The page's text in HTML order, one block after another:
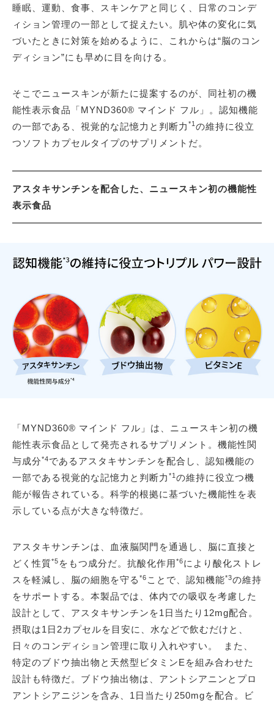
睡眠、運動、食事、スキンケアと同じく、日常のコンデ
ィション管理の一部として捉えたい。肌や体の変化に気
づいたときに対策を始めるように、これからは“脳のコン
ディション”にも早めに目を向ける。
そこでニュースキンが新たに提案するのが、同社初の機
能性表示食品「MYND360® マインド フル」。認知機能
の一部である、視覚的な記憶力と判断力 *1 の維持に役立
つソフトカプセルタイプのサプリメントだ。
アスタキサンチンを配合した、ニュースキン初の機能性
表示食品
「MYND360® マインド フル」は、ニュースキン初の機
能性表示食品として発売されるサプリメント。機能性関
与成分*4であるアスタキサンチンを配合し、認知機能の
一部である視覚的な記憶力と判断力 *1 の維持に役立つ機
能が報告されている。科学的根拠に基づいた機能性を表
示している点が大きな特徴だ。
アスタキサンチンは、血液脳関門を通過し、脳に直接と
どく性質*5 をもつ成分だ。抗酸化作用*6により酸化ストレ
スを軽減し、脳の細胞を守る *6 ことで、認知機能*3の維持
をサポートする。本製品では、体内での吸収を考慮した
設計として、アスタキサンチンを1日当たり12mg配合。
摂取は1日2カプセルを目安に、水などで飲むだけと、
日々のコンディション管理に取り入れやすい。 また、
特定のブドウ抽出物と天然型ビタミンEを組み合わせた
設計も特徴だ。ブドウ抽出物は、アントシアニンとプロ
アントシアニジンを含み、1日当たり250mgを配合。ビ